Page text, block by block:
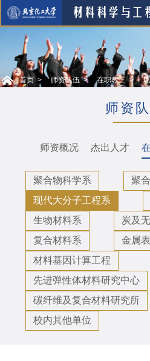
首页 师资队伍 在职教工
师资
师资概况 杰出人才
聚合物科学系
聚
现代大分子工程系
生物材料系
炭及
复合材料系
金属
材料基因计算工程
先进弹性体材料研究中心
碳纤维及复合材料研究所
校内其他单位